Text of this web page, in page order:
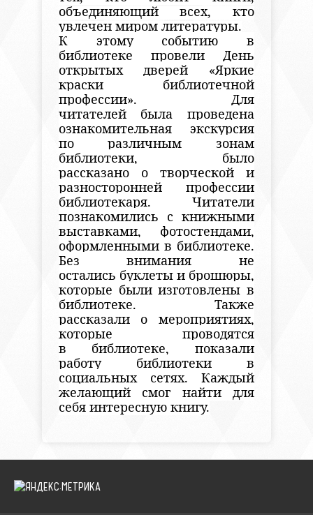
объединяющий всех, кто
увлечен миром литературы.
К этому событию в
библиотеке провели День
открытых дверей «Яркие
краски библиотечной
профессии». Для
читателей была проведена
ознакомительная экскурсия
по различным зонам
библиотеки, было
рассказано о творческой и
разносторонней профессии
библиотекаря. Читатели
познакомились с книжными
выставками, фотостендами,
оформленными в библиотеке.
Без внимания не
остались буклеты и брошюры,
которые были изготовлены в
библиотеке. Также
рассказали о мероприятиях,
которые проводятся
в библиотеке, показали
работу библиотеки в
социальных сетях. Каждый
желающий смог найти для
себя интересную книгу.